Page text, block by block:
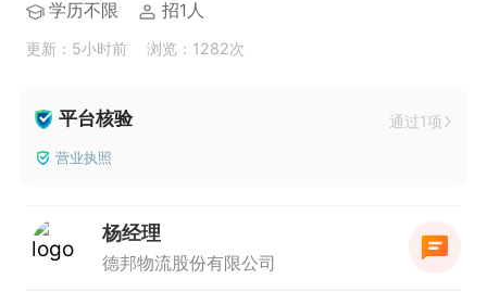
学历不限
招1人
更新：5小时前 浏览：1282次
平台核验 通过1项
营业执照
杨经理
德邦物流股份有限公司